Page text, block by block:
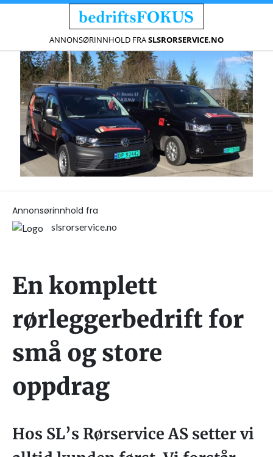
ANNONSØRINNHOLD FRASLSRORSERVICE.NO
Annonsørinnhold fra
slsrorservice.no
En komplett
rørleggerbedrift for
små og store
oppdrag
Hos SL’s Rørservice AS setter vi